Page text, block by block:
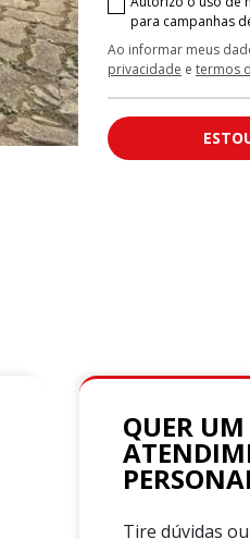
para campanhas
Ao informar meus
privacidade e termos
QUER UM
Tire dúvidas